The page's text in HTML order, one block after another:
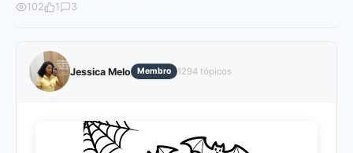
102 1 3
Jessica Melo Membro 1294 tópicos